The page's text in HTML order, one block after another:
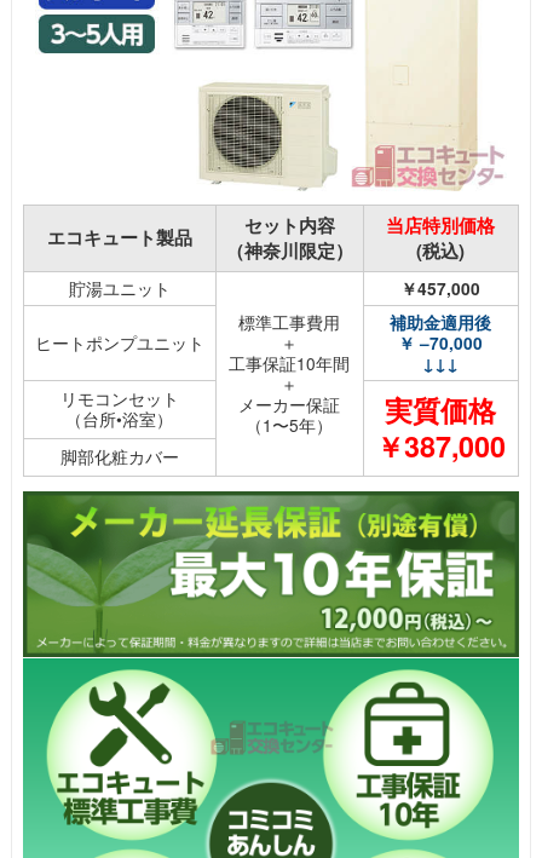
エコキュート製品
セット内容
（神奈川限定）
当店特別価格
(税込)
貯湯ユニット
標準工事費用
＋
工事保証10年間
＋
メーカー保証
（1〜5年）
￥457,000
ヒートポンプユニット
補助金適用後
￥ –70,000
↓↓↓
リモコンセット
（台所•浴室）
実質価格
￥387,000
脚部化粧カバー